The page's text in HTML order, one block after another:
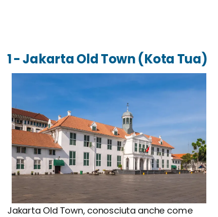
1 - Jakarta Old Town (Kota Tua)
Jakarta Old Town, conosciuta anche come